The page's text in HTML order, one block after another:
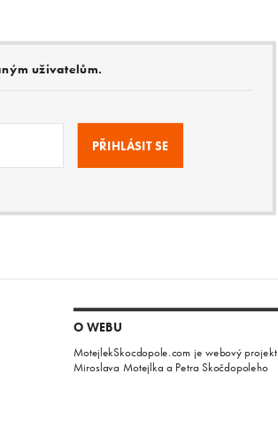
uživatelům.
O WEBU
MotejlekSkocdopole.com je webový projekt
Miroslava Motejlka a Petra Skočdopoleho